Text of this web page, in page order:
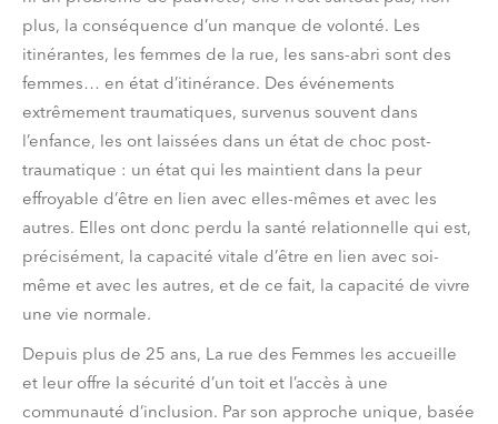
plus, la conséquence d’un manque de volonté. Les
itinérantes, les femmes de la rue, les sans-abri sont des
femmes… en état d’itinérance. Des événements
extrêmement traumatiques, survenus souvent dans
l’enfance, les ont laissées dans un état de choc post-
traumatique : un état qui les maintient dans la peur
effroyable d’être en lien avec elles-mêmes et avec les
autres. Elles ont donc perdu la santé relationnelle qui est,
précisément, la capacité vitale d’être en lien avec soi-
même et avec les autres, et de ce fait, la capacité de vivre
une vie normale.
Depuis plus de 25 ans, La rue des Femmes les accueille
et leur offre la sécurité d’un toit et l’accès à une
communauté d’inclusion. Par son approche unique, basée